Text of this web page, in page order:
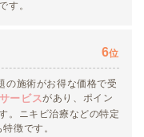
す。
6位
の施術がお得な価格で受
ービスがあり、ポイン
。ニキビ治療などの特定
徴です。